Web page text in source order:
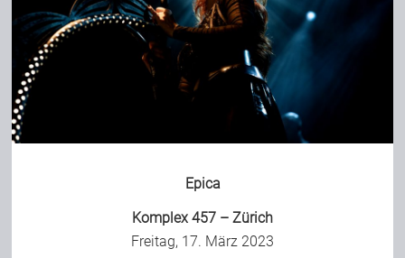
Epica
Komplex 457 – Zürich
Freitag, 17. März 2023